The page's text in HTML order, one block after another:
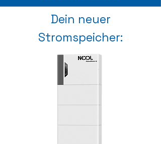
Dein neuer
Stromspeicher: